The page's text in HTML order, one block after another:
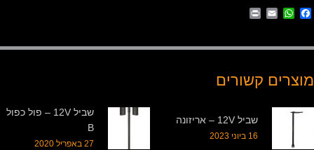
Facebook
WhatsApp
Email
מוצרים קשורים
שביל 12V – אריזונה
16 ביוני 2023
שביל 12V – פול כפול
B
27 באפריל 2020